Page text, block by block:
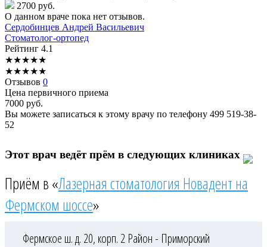
2700 руб.
О данном враче пока нет отзывов.
Сердобинцев Андрей Васильевич
Стоматолог-ортопед
Рейтинг 4.1
★★★★★
★★★★★
Отзывов 0
Цена первичного приема
7000 руб.
Вы можете записаться к этому врачу по телефону 499 519-38-
52
Этот врач ведёт прём в следующих клиниках
Приём в «Лазерная стоматология Новадент на
Фермском шоссе»
Фермское ш. д. 20, корп. 2 Район - Приморский